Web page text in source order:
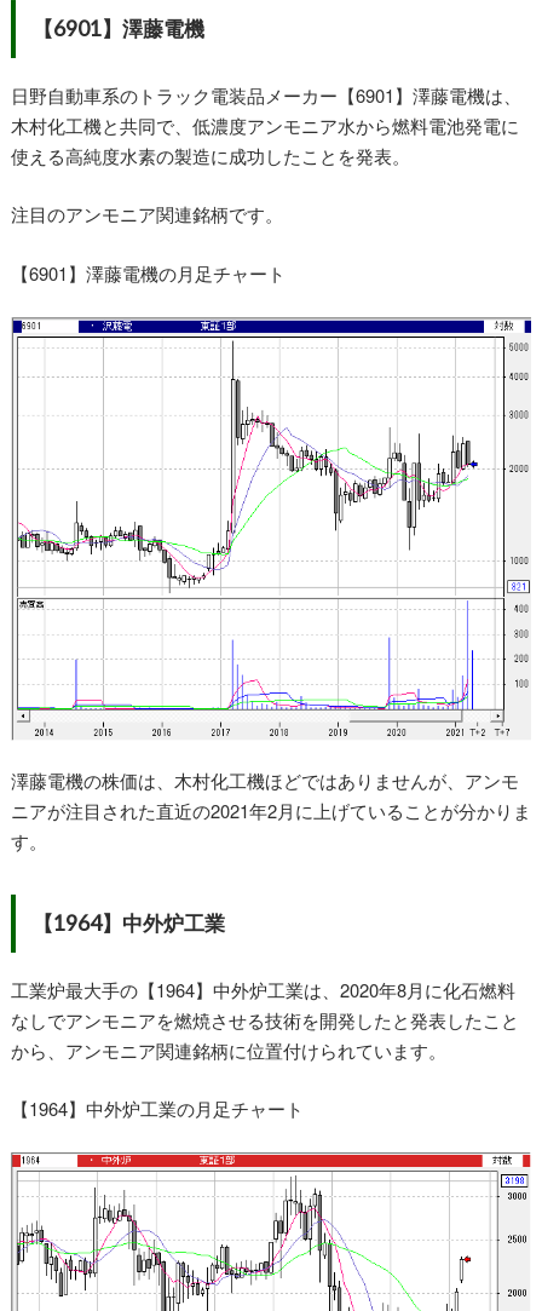
【6901】澤藤電機
日野自動車系のトラック電装品メーカー【6901】澤藤電機は、
木村化工機と共同で、低濃度アンモニア水から燃料電池発電に
使える高純度水素の製造に成功したことを発表。
注目のアンモニア関連銘柄です。
【6901】澤藤電機の月足チャート
澤藤電機の株価は、木村化工機ほどではありませんが、アンモ
ニアが注目された直近の2021年2月に上げていることが分かりま
す。
【1964】中外炉工業
工業炉最大手の【1964】中外炉工業は、2020年8月に化石燃料
なしでアンモニアを燃焼させる技術を開発したと発表したこと
から、アンモニア関連銘柄に位置付けられています。
【1964】中外炉工業の月足チャート